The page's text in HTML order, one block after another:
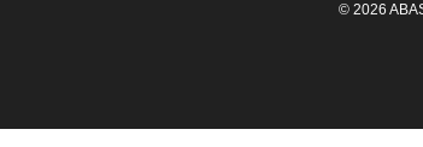
© 2026